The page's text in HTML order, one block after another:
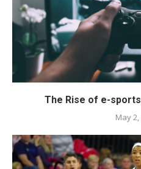
The Rise of e-
May 2,